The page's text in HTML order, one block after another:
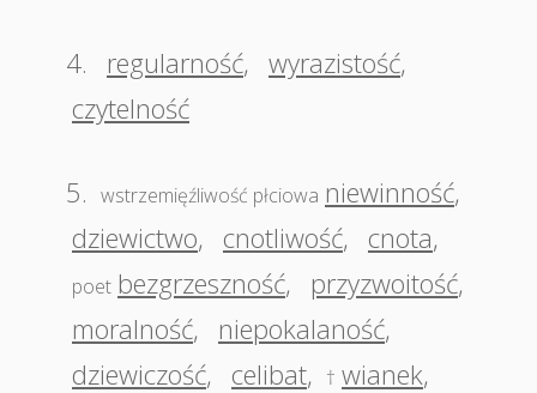
4. regularność, wyrazistość,
czytelność
5. wstrzemięźliwość płciowa niewinność,
dziewictwo, cnotliwość, cnota,
poet bezgrzeszność, przyzwoitość,
moralność, niepokalaność,
dziewiczość, celibat, † wianek,